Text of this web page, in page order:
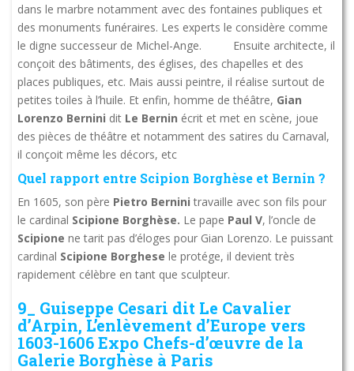
dans le marbre notamment avec des fontaines publiques et
des monuments funéraires. Les experts le considère comme
le digne successeur de Michel-Ange. Ensuite architecte, il
conçoit des bâtiments, des églises, des chapelles et des
places publiques, etc. Mais aussi peintre, il réalise surtout de
petites toiles à l’huile. Et enfin, homme de théâtre, Gian
Lorenzo Bernini dit Le Bernin écrit et met en scène, joue
des pièces de théâtre et notamment des satires du Carnaval,
il conçoit même les décors, etc
Quel rapport entre Scipion Borghèse et Bernin ?
En 1605, son père Pietro Bernini travaille avec son fils pour
le cardinal Scipione Borghèse. Le pape Paul V, l’oncle de
Scipione ne tarit pas d’éloges pour Gian Lorenzo. Le puissant
cardinal Scipione Borghese le protége, il devient très
rapidement célèbre en tant que sculpteur.
9_ Guiseppe Cesari dit Le Cavalier
d’Arpin, L’enlèvement d’Europe vers
1603-1606 Expo Chefs-d’œuvre de la
Galerie Borghèse à Paris